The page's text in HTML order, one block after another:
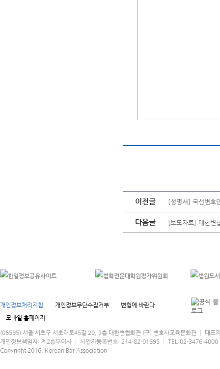
이전글 [성명서] 국선변호
다음글 [보도자료] 대한변
개인정보처리지침 개인정보무단수집거부
변협에 바란다
모바일 홈페이지
(06595) 서울 서초구 서초대로45길 20, 3층 대한변협회관 (구) 변호사교육문화관 │ 대표
개인정보책임자: 제2총무이사 │ 사업자등록번호: 214-82-01695 │ TEL:02-3476-
Copyright 2016, Korean Bar Association